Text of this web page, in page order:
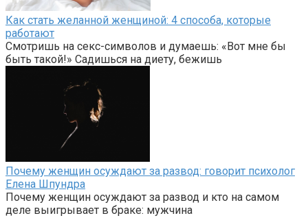
Как стать желанной женщиной: 4 способа, которые
работают
Смотришь на секс-символов и думаешь: «Вот мне бы
быть такой!» Садишься на диету, бежишь
Почему женщин осуждают за развод: говорит психолог
Елена Шпундра
Почему женщин осуждают за развод и кто на самом
деле выигрывает в браке: мужчина